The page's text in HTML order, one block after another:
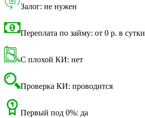
Залог: не нужен
Переплата по займу: от 0 р. в сутки
С плохой КИ: нет
Проверка КИ: проводится
Первый под 0%: да